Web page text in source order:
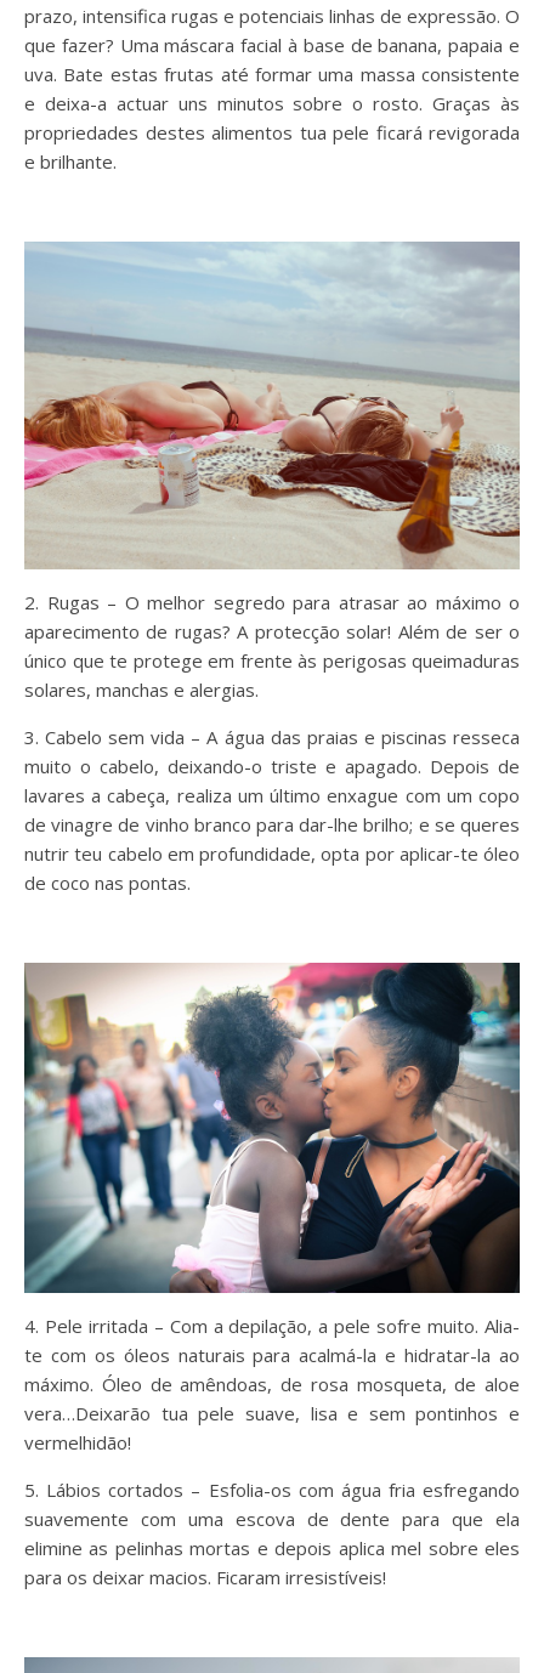
prazo, intensifica rugas e potenciais linhas de expressão. O
que fazer? Uma máscara facial à base de banana, papaia e
uva. Bate estas frutas até formar uma massa consistente
e deixa-a actuar uns minutos sobre o rosto. Graças às
propriedades destes alimentos tua pele ficará revigorada
e brilhante.
2. Rugas – O melhor segredo para atrasar ao máximo o
aparecimento de rugas? A protecção solar! Além de ser o
único que te protege em frente às perigosas queimaduras
solares, manchas e alergias.
3. Cabelo sem vida – A água das praias e piscinas resseca
muito o cabelo, deixando-o triste e apagado. Depois de
lavares a cabeça, realiza um último enxague com um copo
de vinagre de vinho branco para dar-lhe brilho; e se queres
nutrir teu cabelo em profundidade, opta por aplicar-te óleo
de coco nas pontas.
4. Pele irritada – Com a depilação, a pele sofre muito. Alia-
te com os óleos naturais para acalmá-la e hidratar-la ao
máximo. Óleo de amêndoas, de rosa mosqueta, de aloe
vera…Deixarão tua pele suave, lisa e sem pontinhos e
vermelhidão!
5. Lábios cortados – Esfolia-os com água fria esfregando
suavemente com uma escova de dente para que ela
elimine as pelinhas mortas e depois aplica mel sobre eles
para os deixar macios. Ficaram irresistíveis!